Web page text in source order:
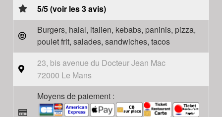
5/5 (voir les 3 avis)
Burgers, halal, italien, kebabs, paninis, pizza,
poulet frit, salades, sandwiches, tacos
23, bis avenue du Docteur Jean Mac
72000 Le Mans
Moyens de paiement :